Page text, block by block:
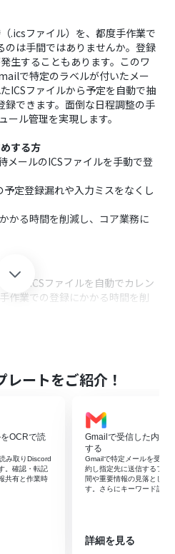
.icsファイル）を、都度手作業で
は手間ではありませんか。登録
生することもあります。このワ
で特定のラベルが付いたメー
ICSファイルから予定を自動で抽
できます。面倒な日程調整の手
ール管理を実現します。
する方
メールのICSファイルを手動で登
定登録漏れや入力ミスをなくし
かる時間を削減し、コア業務に
ット
れたICSファイルを自動でカレン
作業での登録にかかる時間を削
し、「特定のラベルのメールを受
ョンを設定します。
AI機能を選択し、「icsファイル
アクションで、トリガーで受信し
を指定します。
ートをご紹介！
OCRで読
み取りDiscord
。確認・転記
共有と作業時
Gmailで受信した内容
する
Gmailで特定メールを受信
約し指定先に送信するフロ
間や重要情報の見落としを
す。さらにキーワード設定
詳細を見る